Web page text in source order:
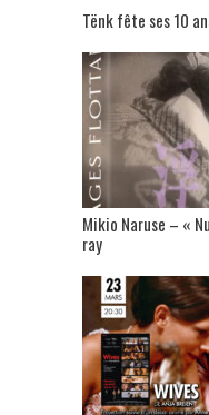
Tënk fête ses 10
Mikio Naruse – «
ray